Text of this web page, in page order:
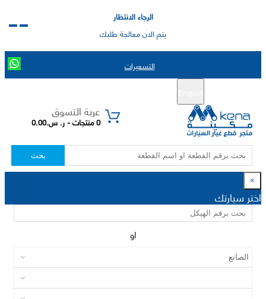
الرجاء الانتظار
يتم الان معالجة طلبك
التسعيرات
عربة التسوق
0 منتجات - ر. س.0.00
بحث
×
اختر سيارتك
او